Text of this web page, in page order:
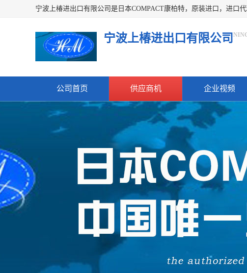
宁波上椿进出口有限公司
公司首页 供应商机 企业视频